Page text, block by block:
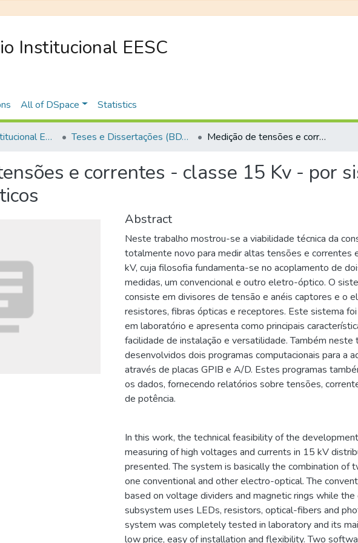
Institucional EESC
All of DSpace Statistics
Repositório Institucional EESC Teses e Dissertações (BDTD USP) Medição de tensões e correntes - classe 15 Kv - por sistemas eletro-ópticos e magneto-ópticos
e correntes - classe 15 Kv - por
Abstract
Neste trabalho mostrou-se a viabilidade técnica da
totalmente novo para medir altas tensões e correntes
kV, cuja filosofia fundamenta-se no acoplamento de
medidas, um convencional e outro eletro-óptico. O
consiste em divisores de tensão e anéis captores e o
resistores, fibras ópticas e receptores. Este sistema
em laboratório e apresenta como principais
facilidade de instalação e versatilidade. Também neste
desenvolvidos dois programas computacionais para a
através de placas GPIB e A/D. Estes programas
os dados, fornecendo relatórios sobre tensões,
de potência.
In this work, the technical feasibility of the
measuring of high voltages and currents in 15 kV
presented. The system is basically the combination of
one conventional and other electro-optical. The
based on voltage dividers and magnetic rings while
subsystem uses LEDs, resistors, optical-fibers and
system was completely tested in laboratory and its
low price, easy of installation and flexibility. Two